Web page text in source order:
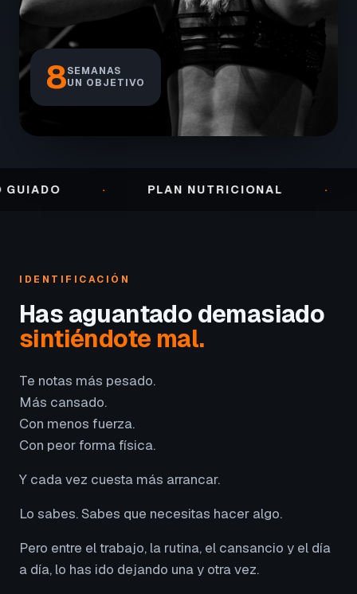
8SEMANAS
UN OBJETIVO
· PLAN NUTRICIONAL ·
IDENTIFICACIÓN
Has aguantado demasiado
sintiéndote mal.
Te notas más pesado.
Más cansado.
Con menos fuerza.
Con peor forma física.
Y cada vez cuesta más arrancar.
Lo sabes. Sabes que necesitas hacer algo.
Pero entre el trabajo, la rutina, el cansancio y el día
a día, lo has ido dejando una y otra vez.